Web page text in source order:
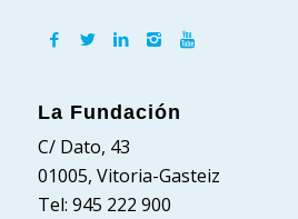
La Fundación
C/ Dato, 43
01005, Vitoria-Gasteiz
Tel: 945 222 900